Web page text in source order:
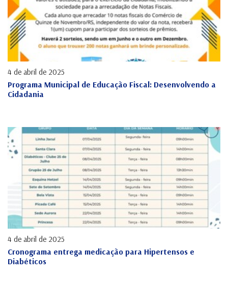
4 de abril de 2025
Programa Municipal de Educação Fiscal: Desenvolvendo a
Cidadania
4 de abril de 2025
Cronograma entrega medicação para Hipertensos e
Diabéticos